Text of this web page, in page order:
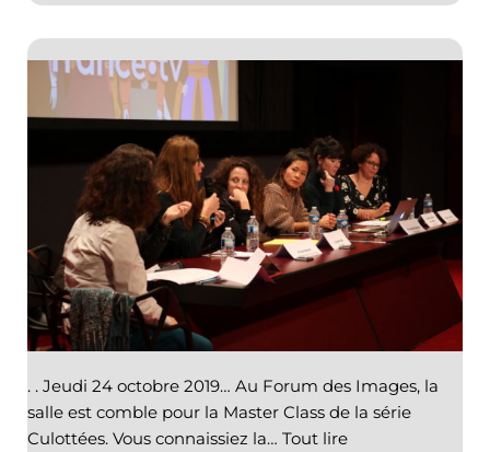
. . Jeudi 24 octobre 2019… Au Forum des Images, la
salle est comble pour la Master Class de la série
Culottées. Vous connaissiez la… Tout lire